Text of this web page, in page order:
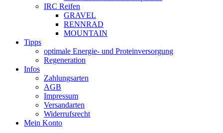
IRC Reifen
GRAVEL
RENNRAD
MOUNTAIN
Tipps
optimale Energie- und Proteinversorgung
Regeneration
Infos
Zahlungsarten
AGB
Impressum
Versandarten
Widerrufsrecht
Mein Konto